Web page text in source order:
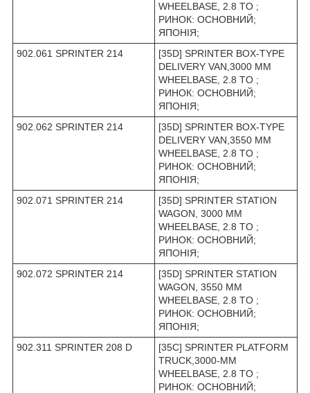
WHEELBASE, 2.8 TO ;
РИНОК: ОСНОВНИЙ;
ЯПОНІЯ;
902.061 SPRINTER 214
[35D] SPRINTER BOX-TYPE
DELIVERY VAN,3000 MM
WHEELBASE, 2.8 TO ;
РИНОК: ОСНОВНИЙ;
ЯПОНІЯ;
902.062 SPRINTER 214
[35D] SPRINTER BOX-TYPE
DELIVERY VAN,3550 MM
WHEELBASE, 2.8 TO ;
РИНОК: ОСНОВНИЙ;
ЯПОНІЯ;
902.071 SPRINTER 214
[35D] SPRINTER STATION
WAGON, 3000 MM
WHEELBASE, 2.8 TO ;
РИНОК: ОСНОВНИЙ;
ЯПОНІЯ;
902.072 SPRINTER 214
[35D] SPRINTER STATION
WAGON, 3550 MM
WHEELBASE, 2.8 TO ;
РИНОК: ОСНОВНИЙ;
ЯПОНІЯ;
902.311 SPRINTER 208 D
[35C] SPRINTER PLATFORM
TRUCK,3000-MM
WHEELBASE, 2.8 TO ;
РИНОК: ОСНОВНИЙ;